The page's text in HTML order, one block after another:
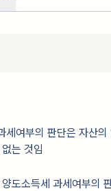
세여부의 판단은 자산
는 것임
도소득세 과세여부의